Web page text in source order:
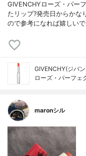
GIVENCHYローズ・パー
たリップ?発売日からかな
ので参考になれば嬉しい
GIVENCHY(ジバ
ローズ・パーフェ
maronシル